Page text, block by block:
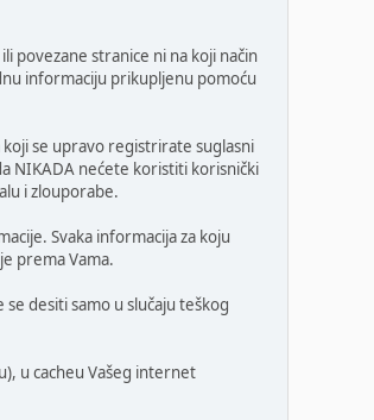
povezane stranice ni na koji način
informaciju prikupljenu pomoću
se upravo registrirate suglasni
NIKADA nećete koristiti korisnički
i zlouporabe.
Svaka informacija za koju
prema Vama.
desiti samo u slučaju teškog
u cacheu Vašeg internet